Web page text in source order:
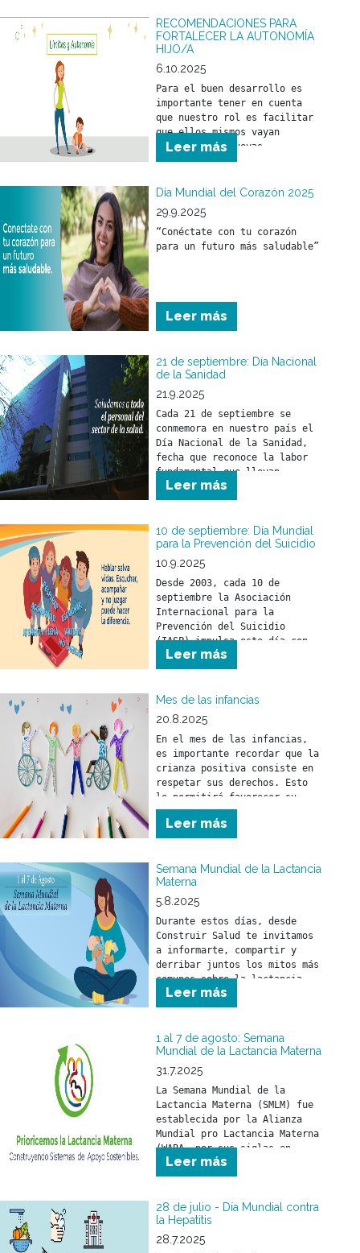
objetivo de mejorar su
atención, cuidado y
RECOMENDACIONES PARA
FORTALECER LA AUTONOMÍA
HIJO/A
6.10.2025
Para el buen desarrollo es
importante tener en cuenta
que nuestro rol es facilitar
que ellos mismos vayan
logrando sus nuevas
“conquistas”. Ponerse de pie,
buena capacidad de
irán adquiriendo por
imitación y propio
desarrollo.
Leer más
Día Mundial del Corazón 2025
29.9.2025
“Conéctate con tu corazón
para un futuro más saludable”
Leer más
21 de septiembre: Día Nacional
de la Sanidad
21.9.2025
Cada 21 de septiembre se
conmemora en nuestro país el
Día Nacional de la Sanidad,
fecha que reconoce la labor
fundamental que llevan
adelante los trabajadores y
trabajadoras del sector
Leer más
10 de septiembre: Día Mundial
para la Prevención del Suicidio
10.9.2025
Desde 2003, cada 10 de
septiembre la Asociación
Internacional para la
Prevención del Suicidio
(IASP) impulsa este día con
el objetivo de promover
compromisos y acciones
Leer más
Mes de las infancias
20.8.2025
En el mes de las infancias,
es importante recordar que la
crianza positiva consiste en
respetar sus derechos. Esto
le permitirá favorecer su
desarrollo físico, mental y
social.
Leer más
Semana Mundial de la Lactancia
Materna
5.8.2025
Durante estos días, desde
Construir Salud te invitamos
a informarte, compartir y
derribar juntos los mitos más
comunes sobre la lactancia.
Leer más
1 al 7 de agosto: Semana
Mundial de la Lactancia Materna
31.7.2025
La Semana Mundial de la
Lactancia Materna (SMLM) fue
establecida por la Alianza
Mundial pro Lactancia Materna
(WABA, por sus siglas en
inglés) y se celebra durante
los primeros días de agosto
Leer más
28 de julio - Día Mundial contra
la Hepatitis
28.7.2025